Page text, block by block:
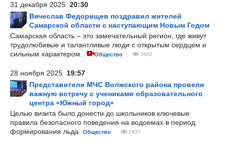
31 декабря 2025 20:30
Вячеслав Федорищев поздравил жителей
Самарской области с наступающим Новым Годом
Самарская область – это замечательный регион, где живут
трудолюбивые и талантливые люди с открытым сердцем и
сильным характером.
Общество 2662
28 ноября 2025 19:57
Представители МЧС Волжского района провели
важную встречу с учениками образовательного
центра «Южный город»
Целью визита было донести до школьников ключевые
правила безопасного поведения на водоемах в период
формирования льда.
Общество 2837